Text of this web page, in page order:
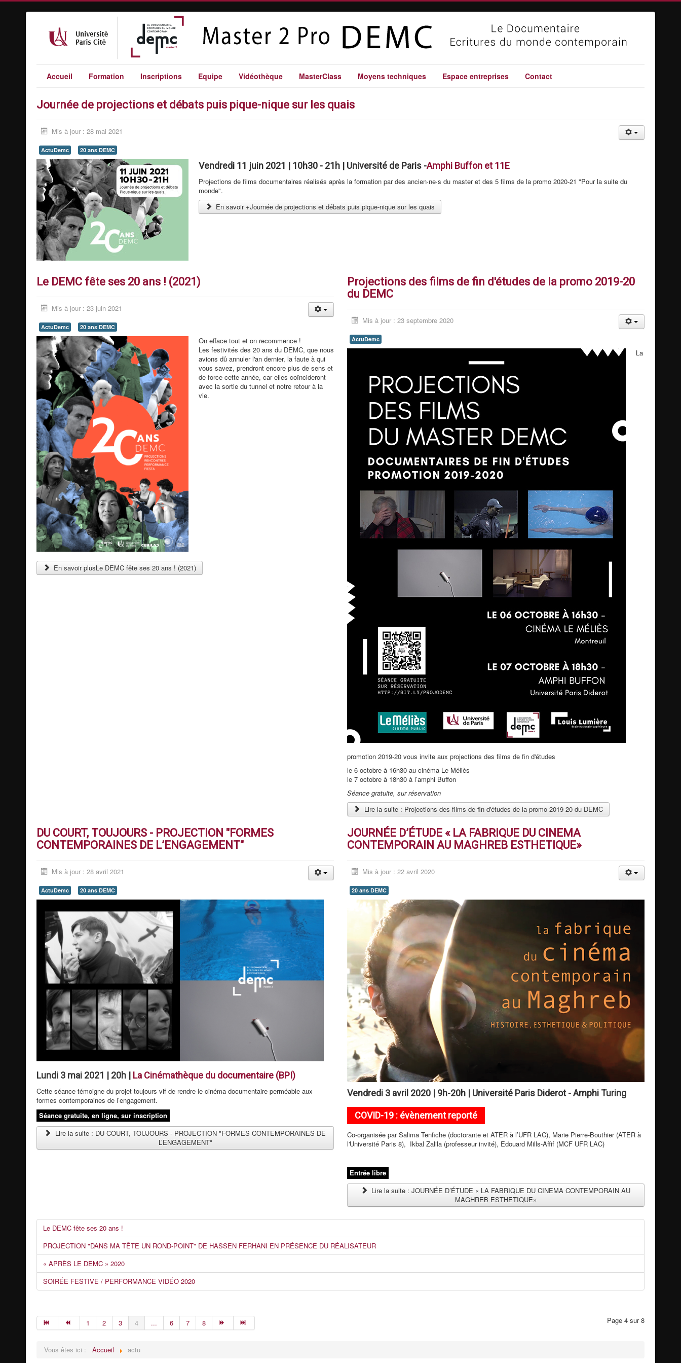
Accueil Formation Inscriptions Equipe Vidéothèque MasterClass Moyens techniques Espace entreprises Contact
Journée de projections et débats puis pique-nique sur les quais
Mis à jour : 28 mai 2021
ActuDemc 20 ans DEMC
Vendredi 11 juin 2021 | 10h30 - 21h | Université de Paris -Amphi Buffon et 11E
Projections de films documentaires réalisés après la formation par des ancien·ne·s du master et des 5 films de la promo 2020-21 "Pour la suite du
monde".
En savoir +Journée de projections et débats puis pique-nique sur les quais
Le DEMC fête ses 20 ans ! (2021)
Mis à jour : 23 juin 2021
ActuDemc 20 ans DEMC
On efface tout et on recommence !
Les festivités des 20 ans du DEMC, que nous
avions dû annuler l'an dernier, la faute à qui
vous savez, prendront encore plus de sens et
de force cette année, car elles coïncideront
avec la sortie du tunnel et notre retour à la
vie.
En savoir plusLe DEMC fête ses 20 ans ! (2021)
Projections des films de fin d'études de la promo 2019-20
du DEMC
Mis à jour : 23 septembre 2020
ActuDemc
La
promotion 2019-20 vous invite aux projections des films de fin d'études
le 6 octobre à 16h30 au cinéma Le Méliès
le 7 octobre à 18h30 à l’amphi Buffon
Séancegratuite, sur réservation
Lire la suite : Projections des films de fin d'études de la promo 2019-20 du DEMC
DU COURT, TOUJOURS - PROJECTION "FORMES
CONTEMPORAINES DE L’ENGAGEMENT"
Mis à jour : 28 avril 2021
ActuDemc 20 ans DEMC
Lundi 3 mai 2021 | 20h | La Cinémathèque du documentaire (BPI)
Cette séance témoigne du projet toujours vif de rendre le cinéma documentaire perméable aux
formes contemporaines de l’engagement.
Séance gratuite, en ligne, sur inscription
Lire la suite : DU COURT, TOUJOURS - PROJECTION "FORMES CONTEMPORAINES DE
L’ENGAGEMENT"
JOURNÉE D’ÉTUDE « LA FABRIQUE DU CINEMA
CONTEMPORAIN AU MAGHREB ESTHETIQUE»
Mis à jour : 22 avril 2020
20 ans DEMC
Vendredi 3 avril 2020 | 9h-20h | Université Paris Diderot - Amphi Turing
COVID-19 : évènement reporté
Co-organisée par Salima Tenfiche (doctorante et ATER à l’UFR LAC), Marie Pierre-Bouthier (ATER à
l'Université Paris 8), Ikbal Zalila (professeur invité), Edouard Mills-Affif (MCF UFR LAC)
Entrée libre
Lire la suite : JOURNÉE D’ÉTUDE « LA FABRIQUE DU CINEMA CONTEMPORAIN AU
MAGHREB ESTHETIQUE»
Le DEMC fête ses 20 ans !
PROJECTION "DANS MA TÊTE UN ROND-POINT" DE HASSEN FERHANI EN PRÉSENCE DU RÉALISATEUR
« APRÈS LE DEMC » 2020
SOIRÉE FESTIVE / PERFORMANCE VIDÉO 2020
Page 4 sur 8
1 2 3 4 ... 6 7 8
Vous êtes ici : Accueil actu